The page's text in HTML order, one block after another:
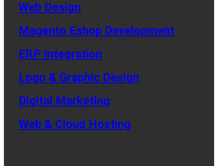
Web Design
Magento Eshop Development
ERP Integration
Logo & Graphic Design
Digital Marketing
Web & Cloud Hosting